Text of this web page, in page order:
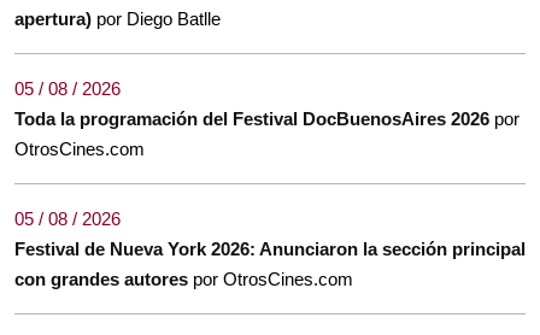
apertura) por Diego Batlle
05 / 08 / 2026
Toda la programación del Festival DocBuenosAires 2026 por
OtrosCines.com
05 / 08 / 2026
Festival de Nueva York 2026: Anunciaron la sección principal
con grandes autores por OtrosCines.com